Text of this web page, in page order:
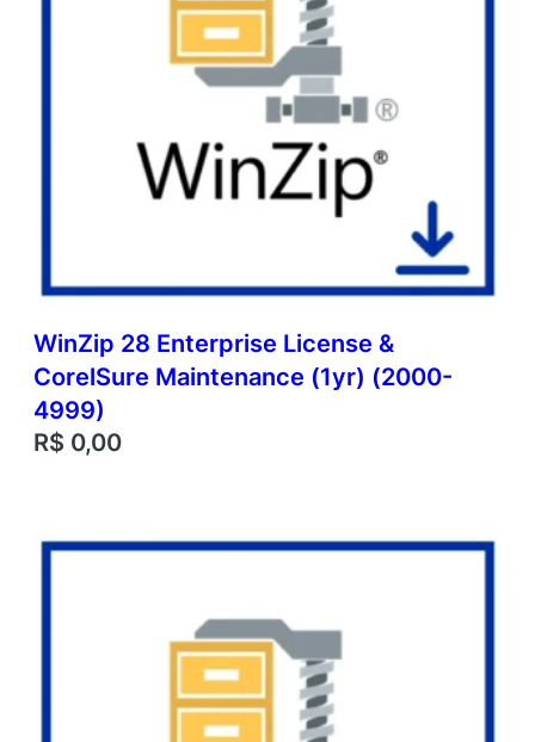
WinZip 28 Enterprise License &
CorelSure Maintenance (1yr) (2000-
4999)
R$ 0,00